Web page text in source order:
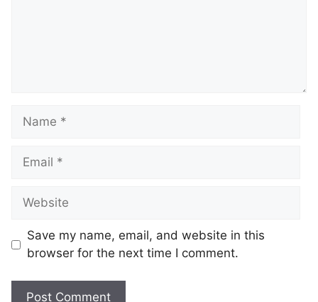
Save my name, email, and website in this
browser for the next time I comment.